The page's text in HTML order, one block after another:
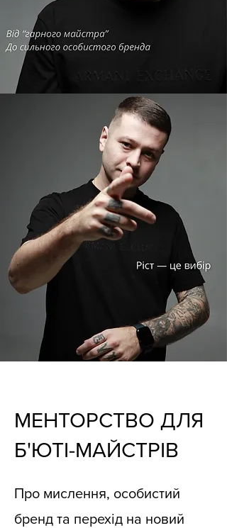
МЕНТОРСТВО ДЛЯ
Б'ЮТІ-МАЙСТРІВ
Про мислення, особистий
бренд та перехід на новий